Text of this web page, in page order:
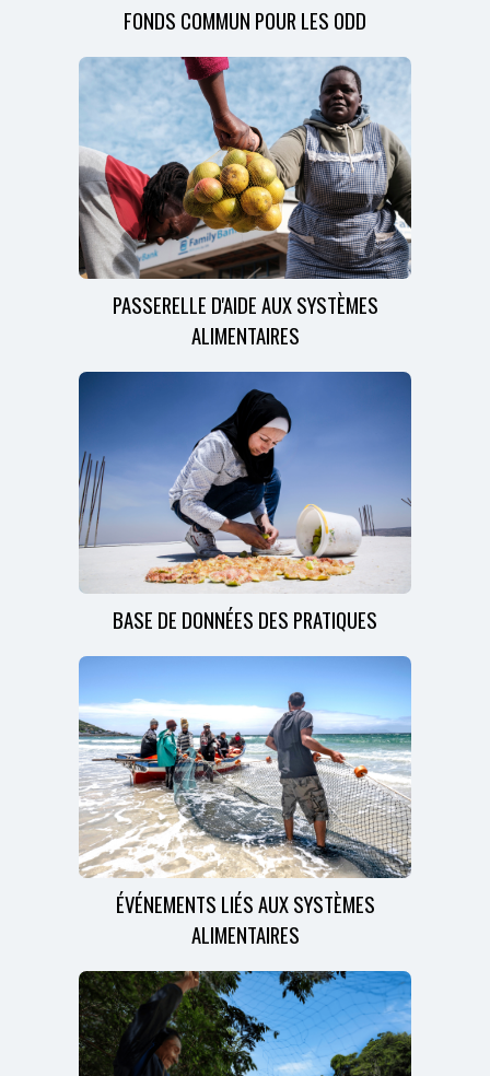
FONDS COMMUN POUR LES ODD
PASSERELLE D'AIDE AUX SYSTÈMES
ALIMENTAIRES
BASE DE DONNÉES DES PRATIQUES
ÉVÉNEMENTS LIÉS AUX SYSTÈMES
ALIMENTAIRES